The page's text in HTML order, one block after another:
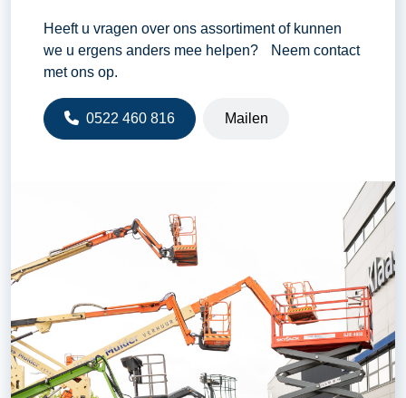
Heeft u vragen over ons assortiment of kunnen
we u ergens anders mee helpen? Neem contact
met ons op.
0522 460 816 Mailen